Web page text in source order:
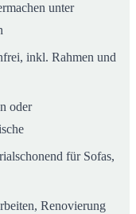
unter
inkl. Rahmen und
oder
für Sofas,
Renovierung